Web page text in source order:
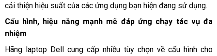
cải thiện hiệu suất của các ứng dụng bạn hiện đang sử dụng.
Cấu hình, hiệu năng mạnh mẽ đáp ứng chạy tác vụ đa
nhiệm
Hãng laptop Dell cung cấp nhiều tùy chọn về cấu hình cho